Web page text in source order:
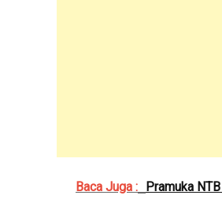
Baca Juga : Pramuka